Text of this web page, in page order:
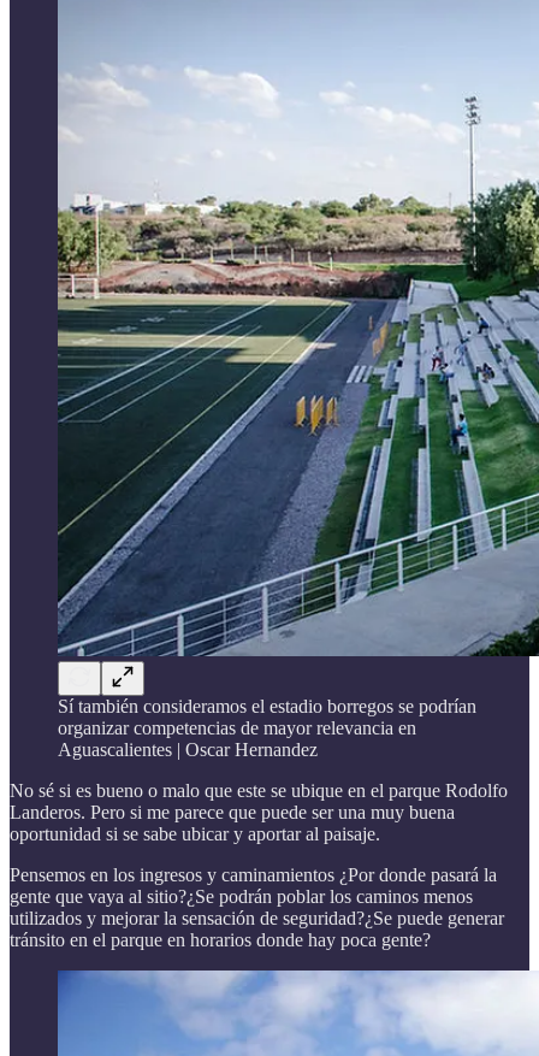
Sí también consideramos el estadio borregos se podrían
organizar competencias de mayor relevancia en
Aguascalientes | Oscar Hernandez
No sé si es bueno o malo que este se ubique en el parque Rodolfo
Landeros. Pero si me parece que puede ser una muy buena
oportunidad si se sabe ubicar y aportar al paisaje.
Pensemos en los ingresos y caminamientos ¿Por donde pasará la
gente que vaya al sitio?¿Se podrán poblar los caminos menos
utilizados y mejorar la sensación de seguridad?¿Se puede generar
tránsito en el parque en horarios donde hay poca gente?